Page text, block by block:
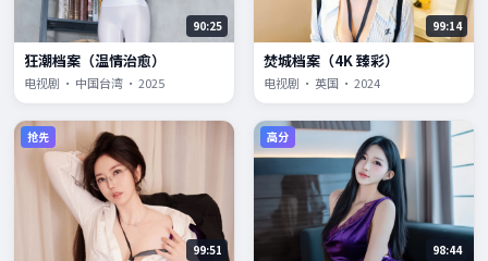
90:25
狂潮档案（温情治愈）
电视剧 · 中国台湾 · 2025
99:14
焚城档案（4K 臻彩）
电视剧 · 英国 · 2024
抢先
99:51
高分
98:44